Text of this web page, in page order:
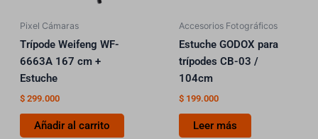
Pixel Cámaras
Trípode Weifeng WF-
6663A 167 cm +
Estuche
$299.000
Añadir al carrito
Accesorios Fotográficos
Estuche GODOX para
trípodes CB-03 /
104cm
$199.000
Leer más